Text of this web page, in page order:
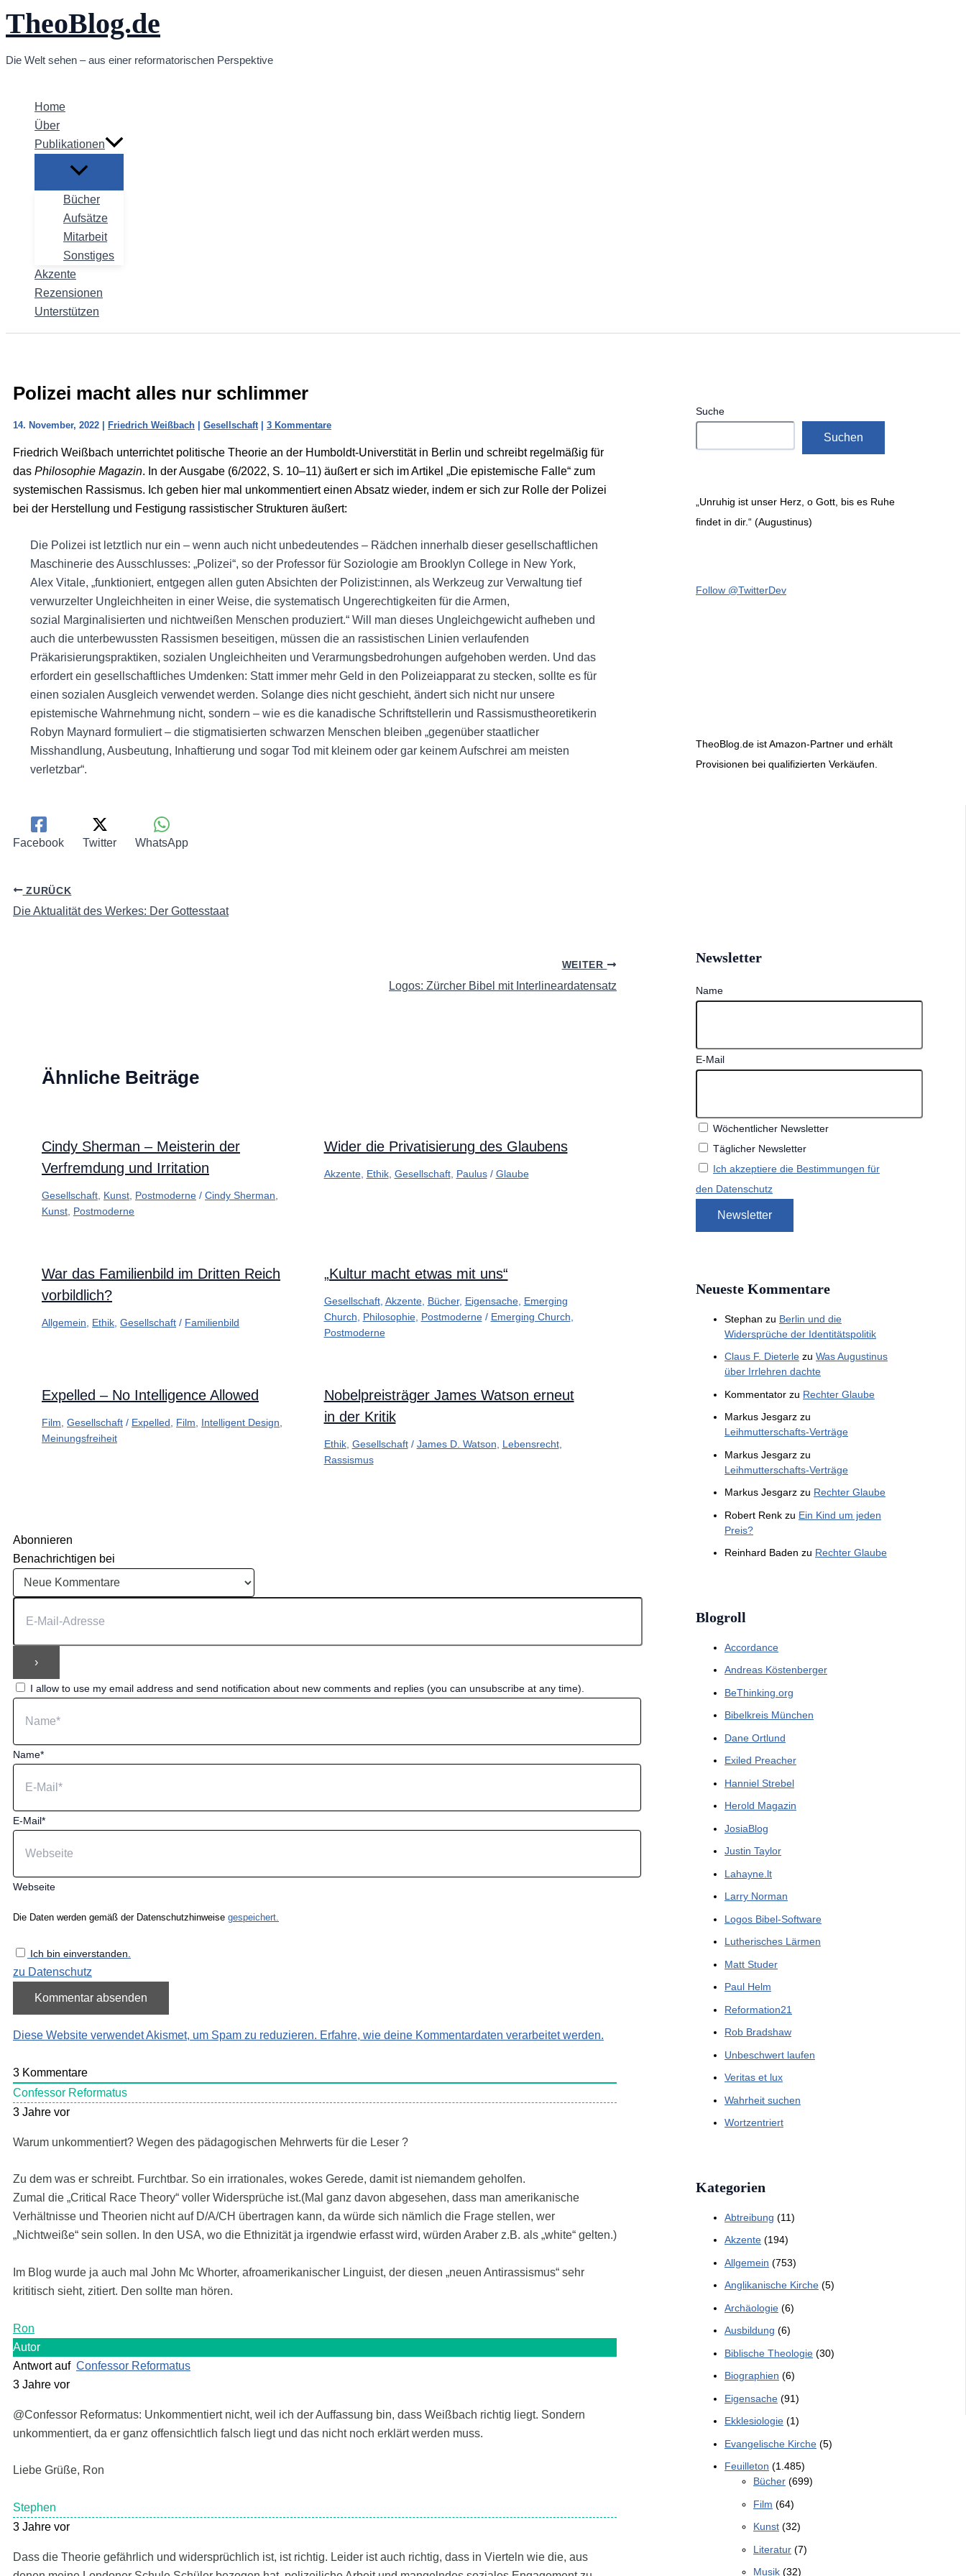
Zum
Inhalt
TheoBlog.de
Die Welt sehen – aus einer reformatorischen Perspektive
Home
Über
Publikationen
Bücher
Aufsätze
Mitarbeit
Sonstiges
Akzente
Rezensionen
Unterstützen
Polizei macht alles nur schlimmer
14. November, 2022 | Friedrich Weißbach | Gesellschaft | 3 Kommentare
Friedrich Weißbach unterrichtet politische Theorie an der Humboldt-Universtität in Berlin und schreibt regelmäßig für
das Philosophie Magazin. In der Ausgabe (6/2022, S. 10–11) äußert er sich im Artikel „Die epistemische Falle“ zum
systemischen Rassismus. Ich geben hier mal unkommentiert einen Absatz wieder, indem er sich zur Rolle der Polizei
bei der Herstellung und Festigung rassistischer Strukturen äußert:
Die Polizei ist letztlich nur ein – wenn auch nicht unbedeutendes – Rädchen innerhalb dieser gesellschaftlichen
Maschinerie des Ausschlusses: „Polizei“, so der Professor für Soziologie am Brooklyn College in New York,
Alex Vitale, „funktioniert, entgegen allen guten Absichten der Polizist:innen, als Werkzeug zur Verwaltung tief
verwurzelter Ungleichheiten in einer Weise, die systematisch Ungerechtigkeiten für die Armen,
sozial Marginalisierten und nichtweißen Menschen produziert.“ Will man dieses Ungleichgewicht aufheben und
auch die unterbewussten Rassismen beseitigen, müssen die an rassistischen Linien verlaufenden
Präkarisierungspraktiken, sozialen Ungleichheiten und Verarmungsbedrohungen aufgehoben werden. Und das
erfordert ein gesellschaftliches Umdenken: Statt immer mehr Geld in den Polizeiapparat zu stecken, sollte es für
einen sozialen Ausgleich verwendet werden. Solange dies nicht geschieht, ändert sich nicht nur unsere
epistemische Wahrnehmung nicht, sondern – wie es die kanadische Schriftstellerin und Rassismustheoretikerin
Robyn Maynard formuliert – die stigmatisierten schwarzen Menschen bleiben „gegenüber staatlicher
Misshandlung, Ausbeutung, Inhaftierung und sogar Tod mit kleinem oder gar keinem Aufschrei am meisten
verletzbar“.
Facebook Twitter WhatsApp
ZURÜCK
Die Aktualität des Werkes: Der Gottesstaat
WEITER
Logos: Zürcher Bibel mit Interlineardatensatz
Ähnliche Beiträge
Cindy Sherman – Meisterin der
Verfremdung und Irritation
Gesellschaft Kunst Postmoderne / Cindy Sherman
Kunst Postmoderne
Wider die Privatisierung des Glaubens
Akzente, Ethik, Gesellschaft, Paulus/ Glaube
War das Familienbild im Dritten Reich
vorbildlich?
Allgemein Ethik Gesellschaft / Familienbild
„Kultur macht etwas mit uns“
Gesellschaft, Akzente, Bücher, Eigensache, Emerging
Church
Philosophie, Postmoderne/ Emerging Church
Postmoderne
Expelled – No Intelligence Allowed
Film Gesellschaft / Expelled Film Intelligent Design
Meinungsfreiheit
Nobelpreisträger James Watson erneut
in der Kritik
Ethik, Gesellschaft/ James D. Watson Lebensrecht,
Rassismus
Abonnieren
Benachrichtigen bei
I allow to use my email address and send notification about new comments and replies (you can unsubscribe at any time).
Name*
E-Mail*
Webseite
Die Daten werden gemäß der Datenschutzhinweise gespeichert.
Ich bin einverstanden.
zu Datenschutz
Diese Website verwendet Akismet, um Spam zu reduzieren. Erfahre, wie deine Kommentardaten verarbeitet werden.
3 Kommentare
Confessor Reformatus
3 Jahre vor
Warum unkommentiert? Wegen des pädagogischen Mehrwerts für die Leser ?
Zu dem was er schreibt. Furchtbar. So ein irrationales, wokes Gerede, damit ist niemandem geholfen.
Zumal die „Critical Race Theory“ voller Widersprüche ist.(Mal ganz davon abgesehen, dass man amerikanische
Verhältnisse und Theorien nicht auf D/A/CH übertragen kann, da würde sich nämlich die Frage stellen, wer
„Nichtweiße“ sein sollen. In den USA, wo die Ethnizität ja irgendwie erfasst wird, würden Araber z.B. als „white“ gelten.)
Im Blog wurde ja auch mal John Mc Whorter, afroamerikanischer Linguist, der diesen „neuen Antirassismus“ sehr
krititisch sieht, zitiert. Den sollte man hören.
Ron
Autor
Antwort auf Confessor Reformatus
3 Jahre vor
@Confessor Reformatus: Unkommentiert nicht, weil ich der Auffassung bin, dass Weißbach richtig liegt. Sondern
unkommentiert, da er ganz offensichtlich falsch liegt und das nicht noch erklärt werden muss.
Liebe Grüße, Ron
Stephen
3 Jahre vor
Dass die Theorie gefährlich und widersprüchlich ist, ist richtig. Leider ist auch richtig, dass in Vierteln wie die, aus
Suche
Suchen
„Unruhig ist unser Herz, o Gott, bis es Ruhe
findet in dir.“ (Augustinus)
Follow @TwitterDev
TheoBlog.de ist Amazon-Partner und erhält
Provisionen bei qualifizierten Verkäufen.
Newsletter
Name
E-Mail
Wöchentlicher Newsletter
Täglicher Newsletter
Ich akzeptiere die Bestimmungen für
den Datenschutz
Neueste Kommentare
Stephan zu Berlin und die
Widersprüche der Identitätspolitik
Claus F. Dieterle zu Was Augustinus
über Irrlehren dachte
Kommentator zu Rechter Glaube
Markus Jesgarz zu
Leihmutterschafts-Verträge
Markus Jesgarz zu
Leihmutterschafts-Verträge
Markus Jesgarz zu Rechter Glaube
Robert Renk zu Ein Kind um jeden
Preis?
Reinhard Baden zu Rechter Glaube
Blogroll
Accordance
Andreas Köstenberger
BeThinking.org
Bibelkreis München
Dane Ortlund
Exiled Preacher
Hanniel Strebel
Herold Magazin
JosiaBlog
Justin Taylor
Lahayne.lt
Larry Norman
Logos Bibel-Software
Lutherisches Lärmen
Matt Studer
Paul Helm
Reformation21
Rob Bradshaw
Unbeschwert laufen
Veritas et lux
Wahrheit suchen
Wortzentriert
Kategorien
Abtreibung (11)
Akzente (194)
Allgemein (753)
Anglikanische Kirche (5)
Archäologie (6)
Ausbildung (6)
Biblische Theologie (30)
Biographien (6)
Eigensache (91)
Ekklesiologie (1)
Evangelische Kirche (5)
Feuilleton (1.485)
Bücher (699)
Film (64)
Kunst (32)
Literatur (7)
Musik (32)